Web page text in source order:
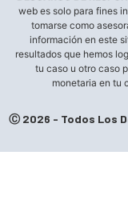
web es solo para fines
tomarse como
información en este
resultados que hemos
tu caso u otro caso
monetaria en tu
Ⓒ 2026 - Todos Los